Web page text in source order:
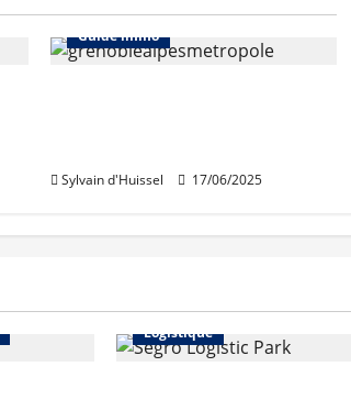
Guide immo
Sylvain d'Huissel 17/06/2025
Logistique